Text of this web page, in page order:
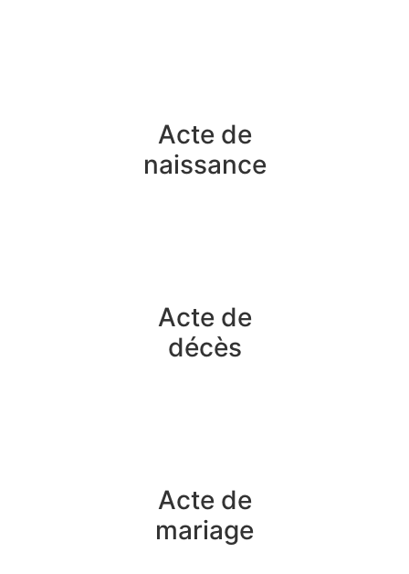
Acte de
naissance
Acte de
décès
Acte de
mariage